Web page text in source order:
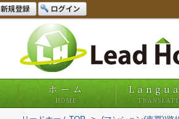
新規登録 ログイン
ホーム
HOME